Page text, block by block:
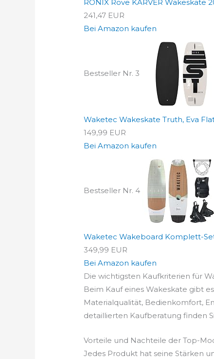
RONIX Rove KARVER Wakeskate
241,47 EUR
Bei Amazon kaufen
Bestseller Nr. 3
Waketec Wakeskate Truth, Eva
149,99 EUR
Bei Amazon kaufen
Bestseller Nr. 4
Waketec Wakeboard Komplett-Set
349,99 EUR
Bei Amazon kaufen
Die wichtigsten Kaufkriterien für
Beim Kauf eines Wakeskate gibt
Materialqualität, Bedienkomfort,
detaillierten Kaufberatung finden
Vorteile und Nachteile der Top-
Jedes Produkt hat seine Stärken